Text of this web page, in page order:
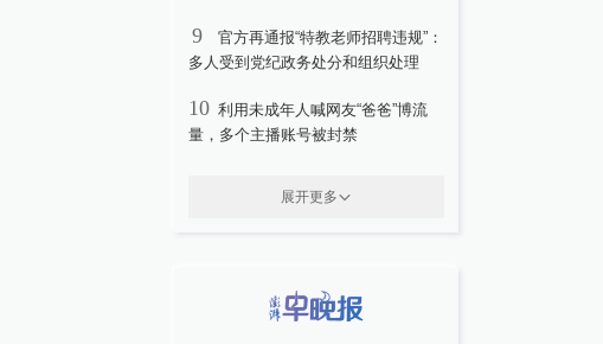
9
官方再通报“特教老师招聘违规”：
多人受到党纪政务处分和组织处理
10 利用未成年人喊网友“爸爸”博流
量，多个主播账号被封禁
展开更多